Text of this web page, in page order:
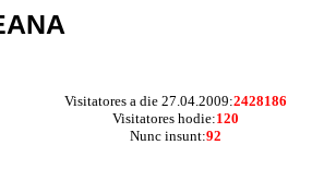
Visitatores a die 27.04.2009:2428186
Visitatores hodie:120
Nunc insunt:92